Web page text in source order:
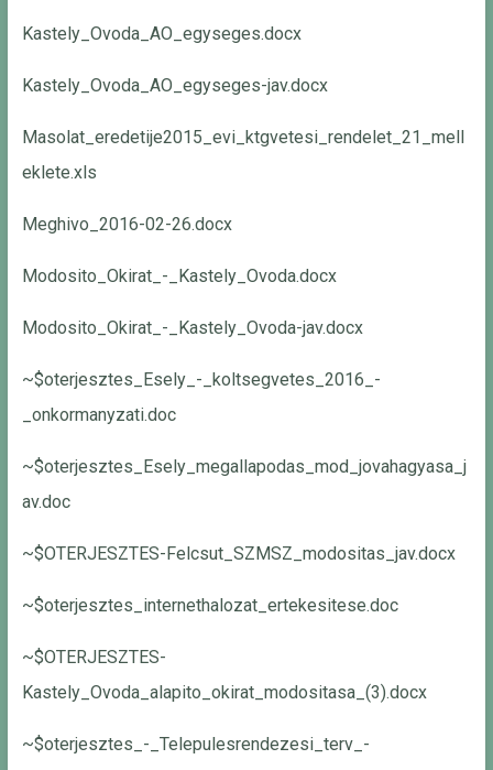
Kastely_Ovoda_AO_egyseges.docx
Kastely_Ovoda_AO_egyseges-jav.docx
Masolat_eredetije2015_evi_ktgvetesi_rendelet_21_mell
eklete.xls
Meghivo_2016-02-26.docx
Modosito_Okirat_-_Kastely_Ovoda.docx
Modosito_Okirat_-_Kastely_Ovoda-jav.docx
~$oterjesztes_Esely_-_koltsegvetes_2016_-
_onkormanyzati.doc
~$oterjesztes_Esely_megallapodas_mod_jovahagyasa_j
av.doc
~$OTERJESZTES-Felcsut_SZMSZ_modositas_jav.docx
~$oterjesztes_internethalozat_ertekesitese.doc
~$OTERJESZTES-
Kastely_Ovoda_alapito_okirat_modositasa_(3).docx
~$oterjesztes_-_Telepulesrendezesi_terv_-